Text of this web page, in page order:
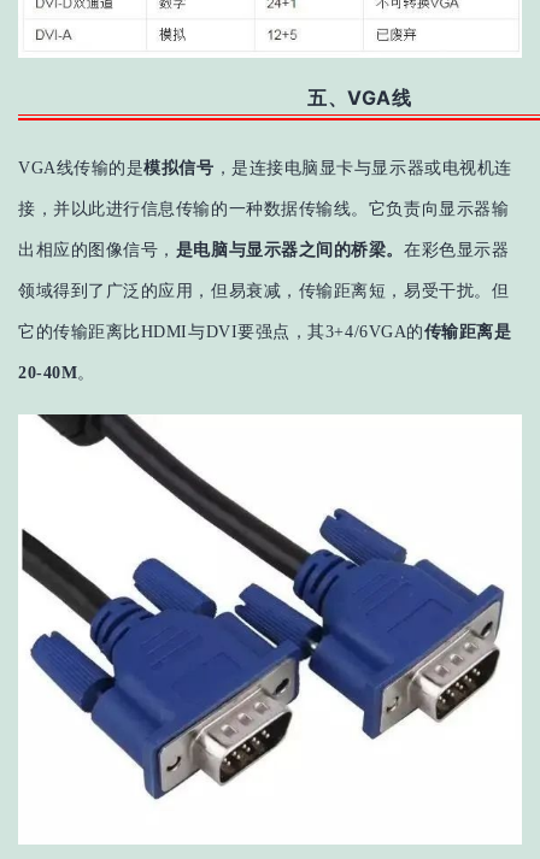
五、VGA线
VGA线传输的是模拟信号 ，是连接电脑显卡与显示器或电视机连
接，并以此进行信息传输的一种数据传输线。它负责向显示器输
出相应的图像信号， 是电脑与显示器之间的桥梁。 在彩色显示器
领域得到了广泛的应用，但易衰减，传输距离短，易受干扰。但
它的传输距离比HDMI与DVI要强点，其3+4/6VGA的传输距离是
20-40M。